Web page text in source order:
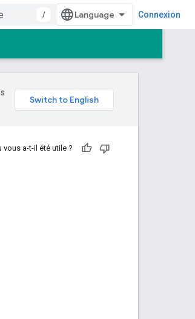
/ Connexion
vous a-t-il été utile ?